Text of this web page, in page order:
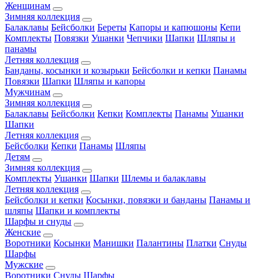
Женщинам
Зимняя коллекция
Балаклавы Бейсболки Береты Капоры и капюшоны Кепи
Комплекты Повязки Ушанки Чепчики Шапки Шляпы и
панамы
Летняя коллекция
Банданы, косынки и козырьки Бейсболки и кепки Панамы
Повязки Шапки Шляпы и капоры
Мужчинам
Зимняя коллекция
Балаклавы Бейсболки Кепки Комплекты Панамы Ушанки
Шапки
Летняя коллекция
Бейсболки Кепки Панамы Шляпы
Детям
Зимняя коллекция
Комплекты Ушанки Шапки Шлемы и балаклавы
Летняя коллекция
Бейсболки и кепки Косынки, повязки и банданы Панамы и
шляпы Шапки и комплекты
Шарфы и снуды
Женские
Воротники Косынки Манишки Палантины Платки Снуды
Шарфы
Мужские
Воротники Снуды Шарфы